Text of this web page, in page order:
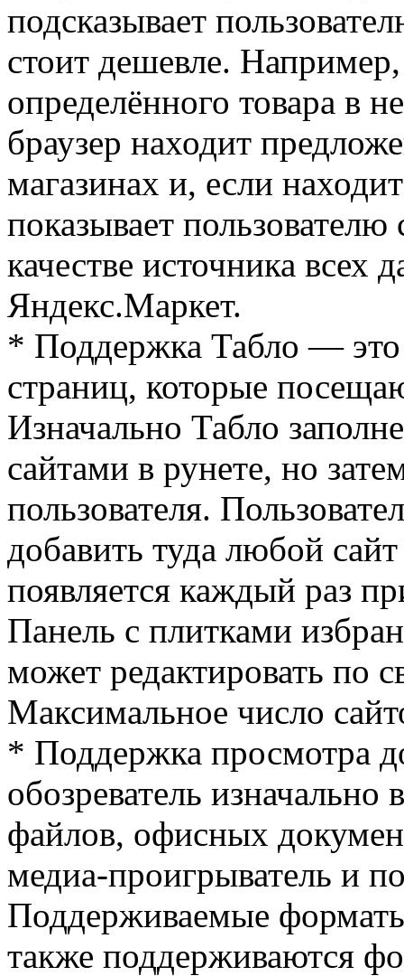
подсказывает
стоит дешевле.
определённого товара в
браузер находит
магазинах и, если
показывает
качестве источника всех
Яндекс.Маркет.
* Поддержка Табло — это
страниц, которые
Изначально Табло
сайтами в рунете, но
пользователя.
добавить туда любой
появляется каждый раз
Панель с плитками
может редактировать по
Максимальное число
* Поддержка просмотра
обозреватель
файлов, офисных
медиа-проигрыватель и
Поддерживаемые
также поддерживаются